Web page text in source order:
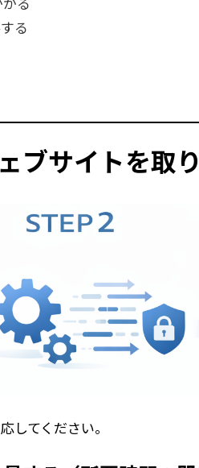
る
ブサイトを取
してください。